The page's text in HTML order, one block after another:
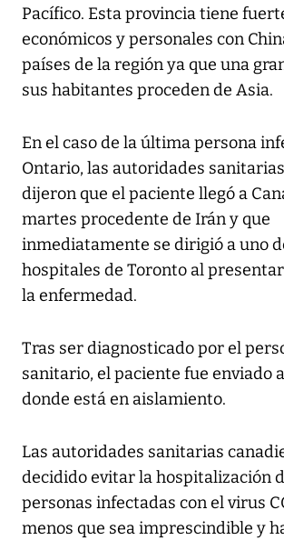
Pacífico. Esta provincia tiene
económicos y personales con
países de la región ya que una
sus habitantes proceden de Asia.
En el caso de la última persona
Ontario, las autoridades
dijeron que el paciente llegó a
martes procedente de Irán y que
inmediatamente se dirigió a uno
hospitales de Toronto al
la enfermedad.
Tras ser diagnosticado por el
sanitario, el paciente fue enviado
donde está en aislamiento.
Las autoridades sanitarias
decidido evitar la hospitalización
personas infectadas con el virus
menos que sea imprescindible y